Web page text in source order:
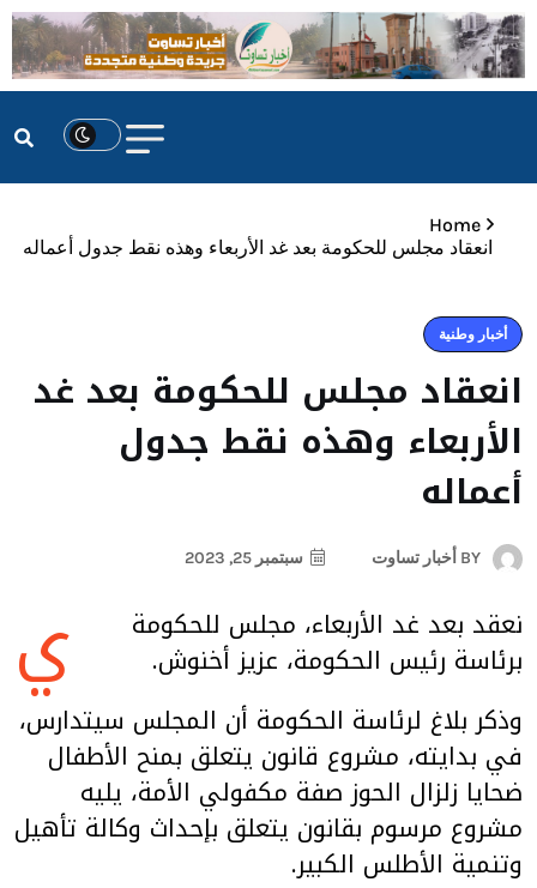
Home
انعقاد مجلس للحكومة بعد غد الأربعاء وهذه نقط جدول أعماله
أخبار وطنية
انعقاد مجلس للحكومة بعد غد
الأربعاء وهذه نقط جدول
أعماله
BY أخبار تساوت سبتمبر 25, 2023
ي نعقد بعد غد الأربعاء، مجلس للحكومة
برئاسة رئيس الحكومة، عزيز أخنوش.
وذكر بلاغ لرئاسة الحكومة أن المجلس سيتدارس،
في بدايته، مشروع قانون يتعلق بمنح الأطفال
ضحايا زلزال الحوز صفة مكفولي الأمة، يليه
مشروع مرسوم بقانون يتعلق بإحداث وكالة تأهيل
وتنمية الأطلس الكبير.